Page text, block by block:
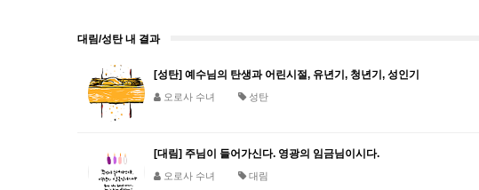
대림/성탄 내 결과
[성탄] 예수님의 탄생과 어린시절, 유년기, 청년기, 성인기
오로사 수녀 성탄
[대림] 주님이 들어가신다. 영광의 임금님이시다.
오로사 수녀 대림